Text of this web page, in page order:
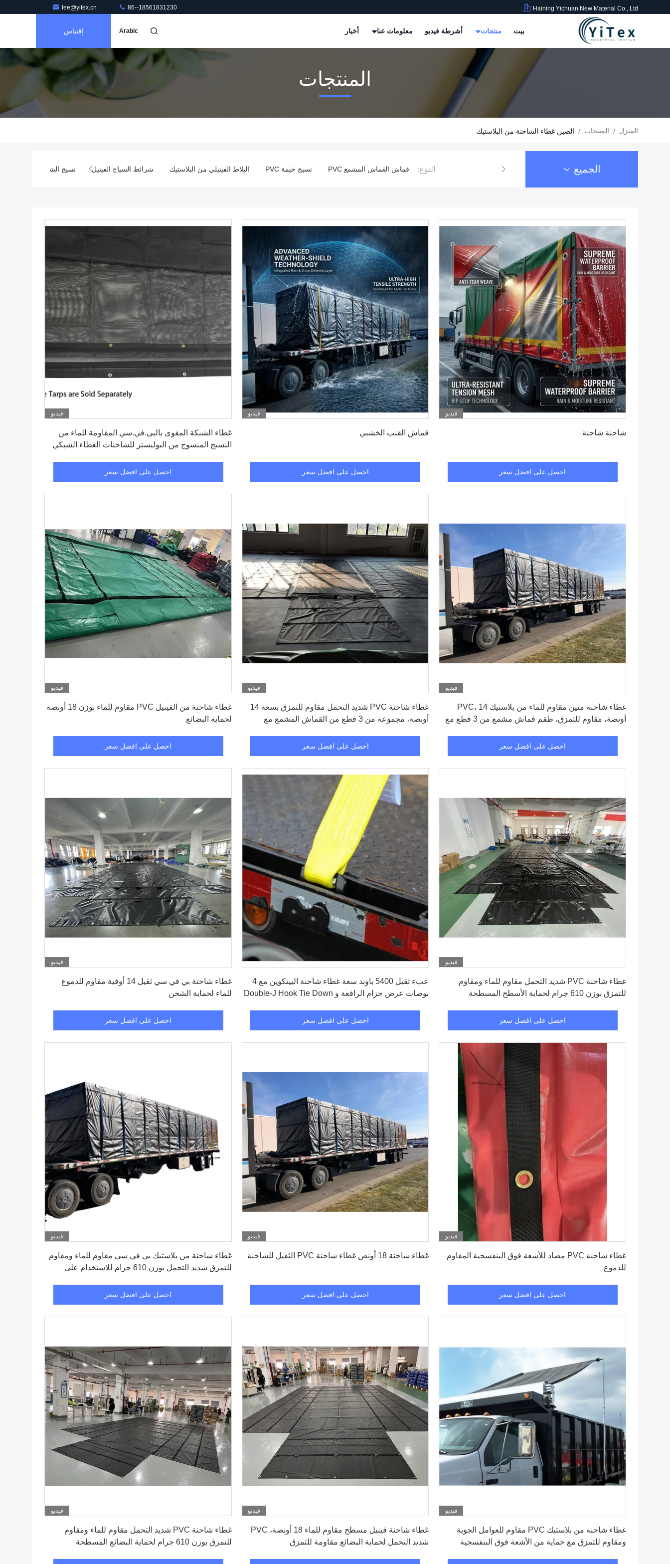
Haining Yichuan New Material Co., Ltd.
lee@yitex.cn 86--18561831230
بيت منتجات أشرطة فيديو معلومات عنا أخبار Arabic إقتباس
المنتجات
المنزل / المنتجات / الصين غطاء الشاحنة من البلاستيك
الجميع النوع: PVC النسيج المطلي قماش القماش المشمع PVC نسيج خيمة PVC البلاط الفينيلي من البلاستيك شرائط السياج الفينيل نسيج الشبكة من البيوفيك غطاء الشاحنة من البلاستيك
فيديو
شاحنة شاحنة
احصل على افضل سعر
فيديو
قماش القنب الخشبي
احصل على افضل سعر
فيديو
غطاء الشبكة المقوى بالبي.في.سي المقاومة للماء من
النسيج المنسوج من البوليستر للشاحنات الغطاء الشبكي
احصل على افضل سعر
فيديو
غطاء شاحنة متين مقاوم للماء من بلاستيك PVC، 14
أونصة، مقاوم للتمزق، طقم قماش مشمع من 3 قطع مع
احصل على افضل سعر
فيديو
غطاء شاحنة PVC شديد التحمل مقاوم للتمزق بسعة 14
أونصة، مجموعة من 3 قطع من القماش المشمع مع
احصل على افضل سعر
فيديو
غطاء شاحنة من الفينيل PVC مقاوم للماء بوزن 18 أونصة
لحماية البضائع
احصل على افضل سعر
فيديو
غطاء شاحنة PVC شديد التحمل مقاوم للماء ومقاوم
للتمزق بوزن 610 جرام لحماية الأسطح المسطحة
احصل على افضل سعر
عبء ثقيل 5400 باوند سعة غطاء شاحنة البيتكوين مع 4
بوصات عرض حزام الرافعة و Double-J Hook Tie Down
احصل على افضل سعر
فيديو
غطاء شاحنة بي في سي ثقيل 14 أوقية مقاوم للدموع
للماء لحماية الشحن
احصل على افضل سعر
فيديو
غطاء شاحنة PVC مضاد للأشعة فوق البنفسجية المقاوم
للدموع
احصل على افضل سعر
فيديو
غطاء شاحنة 18 أونص غطاء شاحنة PVC الثقيل للشاحنة
احصل على افضل سعر
فيديو
غطاء شاحنة من بلاستيك بي في سي مقاوم للماء ومقاوم
للتمزق شديد التحمل بوزن 610 جرام للاستخدام على
احصل على افضل سعر
فيديو
غطاء شاحنة من بلاستيك PVC مقاوم للعوامل الجوية
ومقاوم للتمزق مع حماية من الأشعة فوق البنفسجية
فيديو
غطاء شاحنة فينيل مسطح مقاوم للماء 18 أونصة، PVC
شديد التحمل لحماية البضائع مقاومة للتمزق
فيديو
غطاء شاحنة PVC شديد التحمل مقاوم للماء ومقاوم
للتمزق بوزن 610 جرام لحماية البضائع المسطحة